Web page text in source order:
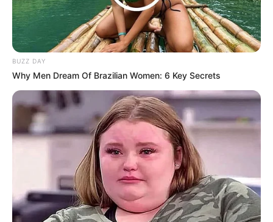
Beby Tsabina Salshabilla Adriani
Haico Van der Veken
BUZZ DAY
Why Men Dream Of Brazilian Women: 6 Key Secrets